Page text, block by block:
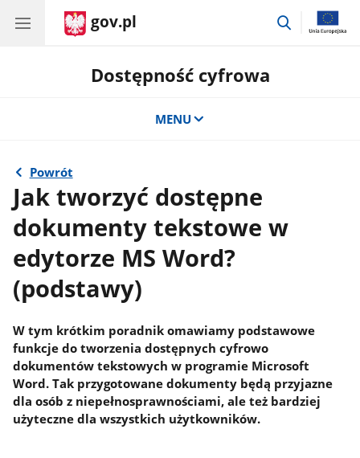
gov.pl
przejdź
Dostępność cyfrowa
MENU
Powrót
Jak tworzyć dostępne
dokumenty tekstowe w
edytorze MS Word?
(podstawy)
W tym krótkim poradnik omawiamy podstawowe
funkcje do tworzenia dostępnych cyfrowo
dokumentów tekstowych w programie Microsoft
Word. Tak przygotowane dokumenty będą przyjazne
dla osób z niepełnosprawnościami, ale też bardziej
użyteczne dla wszystkich użytkowników.